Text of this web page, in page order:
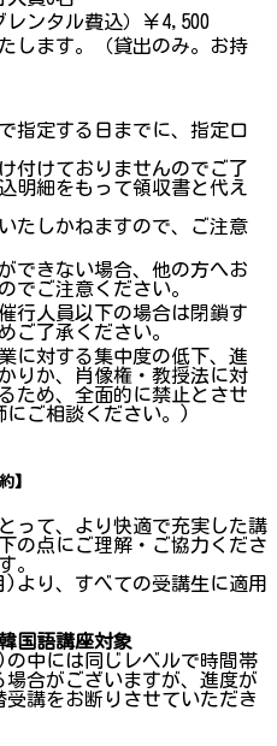
レンタル費込）￥4,500
します。（貸出のみ。お持
指定する日までに、指定口
付けておりませんのでご了
明細をもって領収書と代え
たしかねますので、ご注意
できない場合、他の方へお
でご注意ください。
行人員以下の場合は閉鎖す
ご了承ください。
に対する集中度の低下、進
りか、肖像権・教授法に対
ため、全面的に禁止とさせ
ご相談ください。)
】
って、より快適で充実した講
の点にご理解・ご協力くださ
。
より、すべての受講生に適用
国語講座対象
中には同じレベルで時間帯
合がございますが、進度が
講をお断りさせていただき